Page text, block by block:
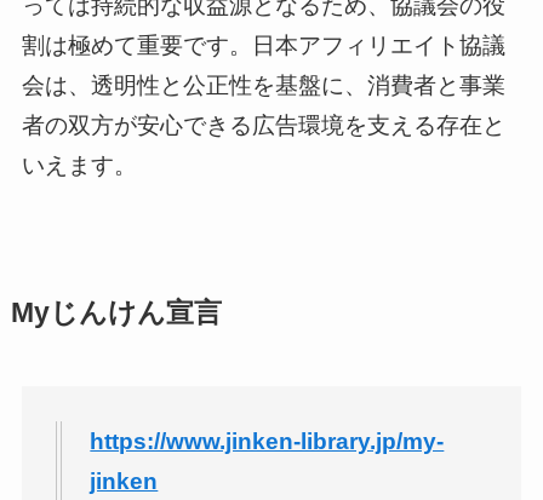
っては持続的な収益源となるため、協議会の役
割は極めて重要です。日本アフィリエイト協議
会は、透明性と公正性を基盤に、消費者と事業
者の双方が安心できる広告環境を支える存在と
いえます。
Myじんけん宣言
https://www.jinken-library.jp/my-
jinken